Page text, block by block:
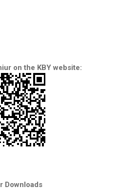
on the KBY website:
Downloads